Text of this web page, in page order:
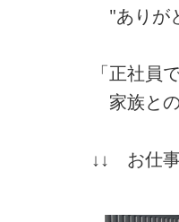
"ありが
「正社員
家族と
↓↓ お仕